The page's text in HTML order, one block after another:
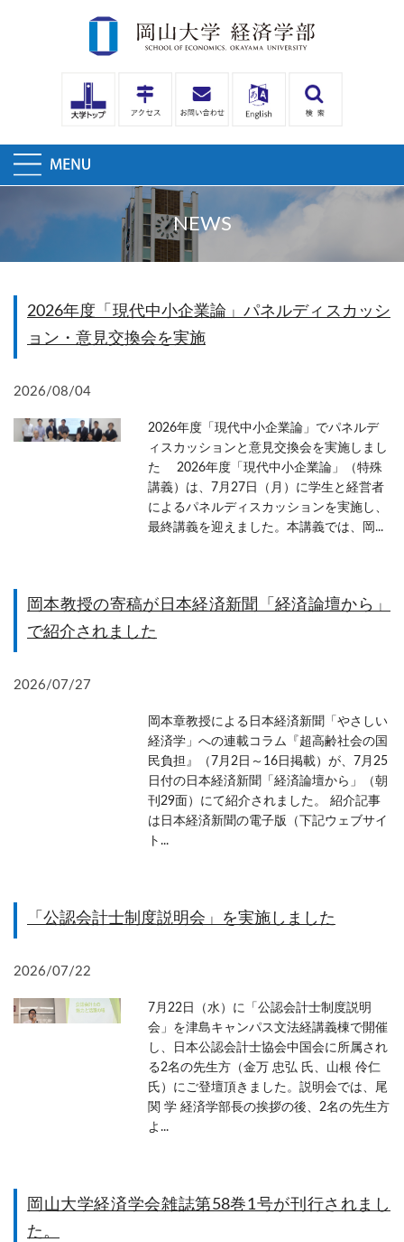
NEWS
2026年度「現代中小企業論」パネルディスカッシ
ョン・意見交換会を実施
2026/08/04
2026年度「現代中小企業論」でパネルデ
ィスカッションと意見交換会を実施しまし
た 2026年度「現代中小企業論」（特殊
講義）は、7月27日（月）に学生と経営者
によるパネルディスカッションを実施し、
最終講義を迎えました。本講義では、岡...
岡本教授の寄稿が日本経済新聞「経済論壇から」
で紹介されました
2026/07/27
岡本章教授による日本経済新聞「やさしい
経済学」への連載コラム『超高齢社会の国
民負担』（7月2日～16日掲載）が、7月25
日付の日本経済新聞「経済論壇から」（朝
刊29面）にて紹介されました。 紹介記事
は日本経済新聞の電子版（下記ウェブサイ
ト...
「公認会計士制度説明会」を実施しました
2026/07/22
7月22日（水）に「公認会計士制度説明
会」を津島キャンパス文法経講義棟で開催
し、日本公認会計士協会中国会に所属され
る2名の先生方（金万 忠弘 氏、山根 伶仁
氏）にご登壇頂きました。説明会では、尾
関 学 経済学部長の挨拶の後、2名の先生方
よ...
岡山大学経済学会雑誌第58巻1号が刊行されまし
た。